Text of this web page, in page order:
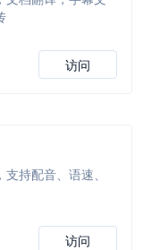
访问
持配音、语速、
访问